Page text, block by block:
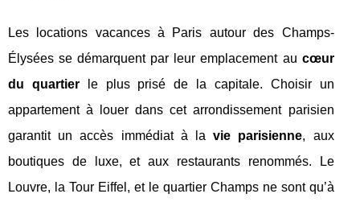
Les locations vacances à Paris autour des Champs-
Élysées se démarquent par leur emplacement au cœur
du quartierle plus prisé de la capitale. Choisir un
appartement à louer dans cet arrondissement parisien
garantit un accès immédiat à lavie parisienne, aux
boutiques de luxe, et aux restaurants renommés. Le
Louvre, la Tour Eiffel, et le quartier Champs ne sont qu’à